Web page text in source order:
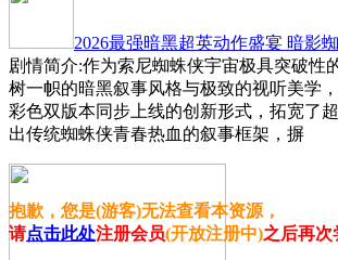
2026最强暗黑超英动作盛宴 暗影
剧情简介:作为索尼蜘蛛侠宇宙极具突破性
树一帜的暗黑叙事风格与极致的视听美学
彩色双版本同步上线的创新形式，拓宽了
出传统蜘蛛侠青春热血的叙事框架，摒
抱歉，您是(游客)无法查看本资源，
请点击此处注册会员(开放注册中)之后再次